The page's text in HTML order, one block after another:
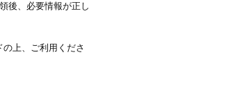
後、必要情報が正し
上、ご利用くださ